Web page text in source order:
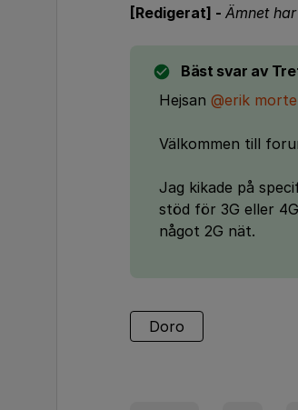
[Redigerat] - Ämnet
Bäst svar av
Hejsan @erik
Välkommen till
Jag kikade på
stöd för 3G eller
något 2G nät.
Doro